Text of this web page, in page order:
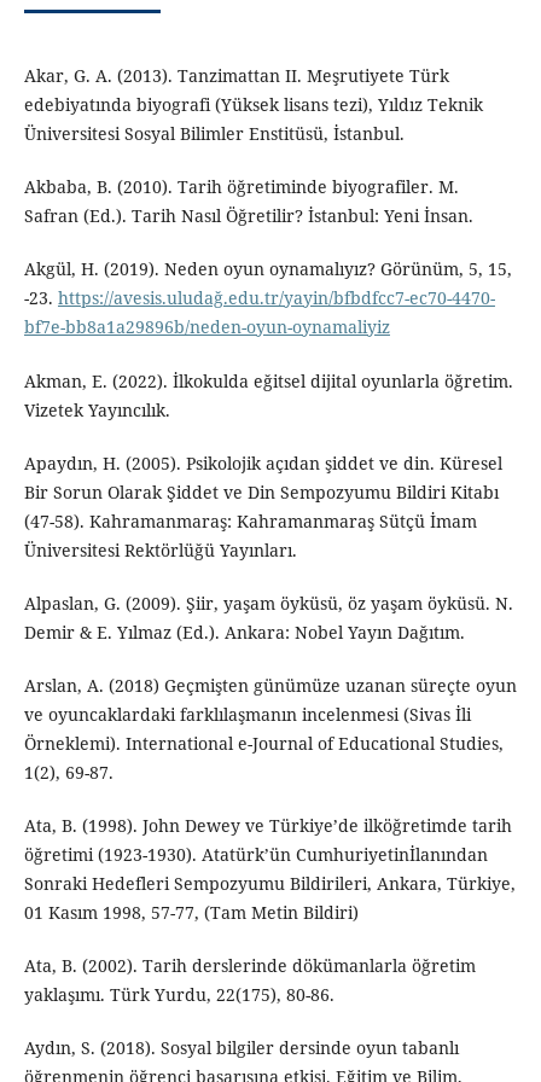
Akar, G. A. (2013). Tanzimattan II. Meşrutiyete Türk
edebiyatında biyografi (Yüksek lisans tezi), Yıldız Teknik
Üniversitesi Sosyal Bilimler Enstitüsü, İstanbul.
Akbaba, B. (2010). Tarih öğretiminde biyografiler. M.
Safran (Ed.). Tarih Nasıl Öğretilir? İstanbul: Yeni İnsan.
Akgül, H. (2019). Neden oyun oynamalıyız? Görünüm, 5, 15,
-23. https://avesis.uludağ.edu.tr/yayin/bfbdfcc7-ec70-4470-
bf7e-bb8a1a29896b/neden-oyun-oynamaliyiz
Akman, E. (2022). İlkokulda eğitsel dijital oyunlarla öğretim.
Vizetek Yayıncılık.
Apaydın, H. (2005). Psikolojik açıdan şiddet ve din. Küresel
Bir Sorun Olarak Şiddet ve Din Sempozyumu Bildiri Kitabı
(47-58). Kahramanmaraş: Kahramanmaraş Sütçü İmam
Üniversitesi Rektörlüğü Yayınları.
Alpaslan, G. (2009). Şiir, yaşam öyküsü, öz yaşam öyküsü. N.
Demir & E. Yılmaz (Ed.). Ankara: Nobel Yayın Dağıtım.
Arslan, A. (2018) Geçmişten günümüze uzanan süreçte oyun
ve oyuncaklardaki farklılaşmanın incelenmesi (Sivas İli
Örneklemi). International e-Journal of Educational Studies,
1(2), 69-87.
Ata, B. (1998). John Dewey ve Türkiye’de ilköğretimde tarih
öğretimi (1923-1930). Atatürk’ün Cumhuriyetinİlanından
Sonraki Hedefleri Sempozyumu Bildirileri, Ankara, Türkiye,
01 Kasım 1998, 57-77, (Tam Metin Bildiri)
Ata, B. (2002). Tarih derslerinde dökümanlarla öğretim
yaklaşımı. Türk Yurdu, 22(175), 80-86.
Aydın, S. (2018). Sosyal bilgiler dersinde oyun tabanlı
öğrenmenin öğrenci başarısına etkisi. Eğitim ve Bilim,